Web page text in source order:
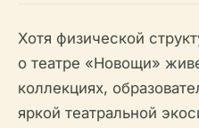
Хотя физической
о театре «Новощи»
коллекциях,
яркой театральной